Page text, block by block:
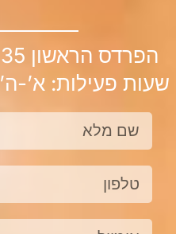
הפרדס הראשון 35, ראשון לציון |
שעות פעילות: א’-ה’ 23:00-09:00 | ו’ 09:00 – 16:00
שם
מלא
טלפון
אימייל